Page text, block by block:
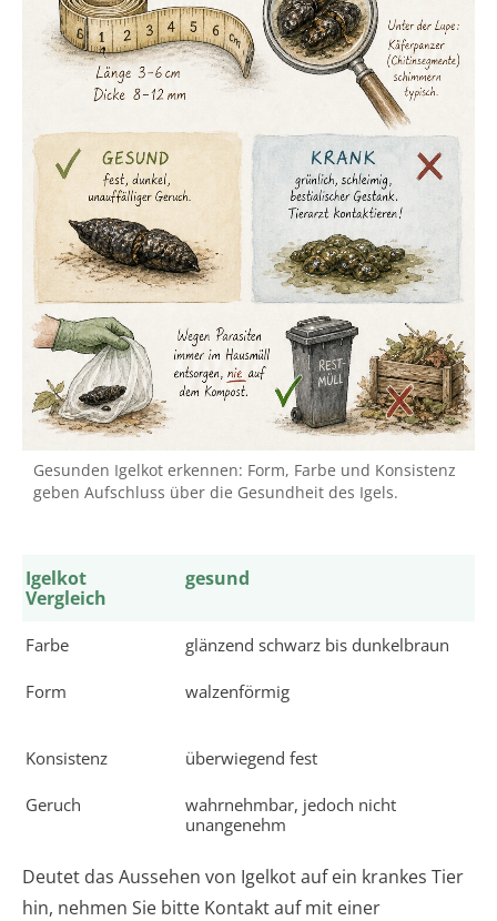
Gesunden Igelkot erkennen: Form, Farbe und Konsistenz
geben Aufschluss über die Gesundheit des Igels.
Igelkot
Vergleich
gesund
Farbe glänzend schwarz bis dunkelbraun
Form walzenförmig
Konsistenz überwiegend fest
Geruch
wahrnehmbar, jedoch nicht
unangenehm
Deutet das Aussehen von Igelkot auf ein krankes Tier
hin, nehmen Sie bitte Kontakt auf mit einer